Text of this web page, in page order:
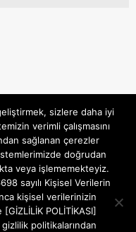
sizlere daha iyi
verimli çalışmasını
sağlanan çerezler
doğrudan
veya işlememekteyiz.
sayılı Kişisel Verilerin
kişisel verilerinizin
POLİTİKASI]
politikalarından